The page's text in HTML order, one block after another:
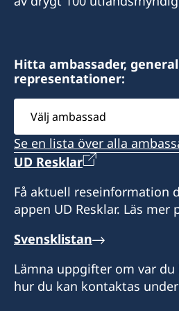
Hitta ambassader,
representationer:
Välj
ambassad
Se en lista över alla
UD Resklar
Få aktuell reseinformation
appen UD Resklar. Läs mer
Svensklistan
Lämna uppgifter om var
hur du kan kontaktas